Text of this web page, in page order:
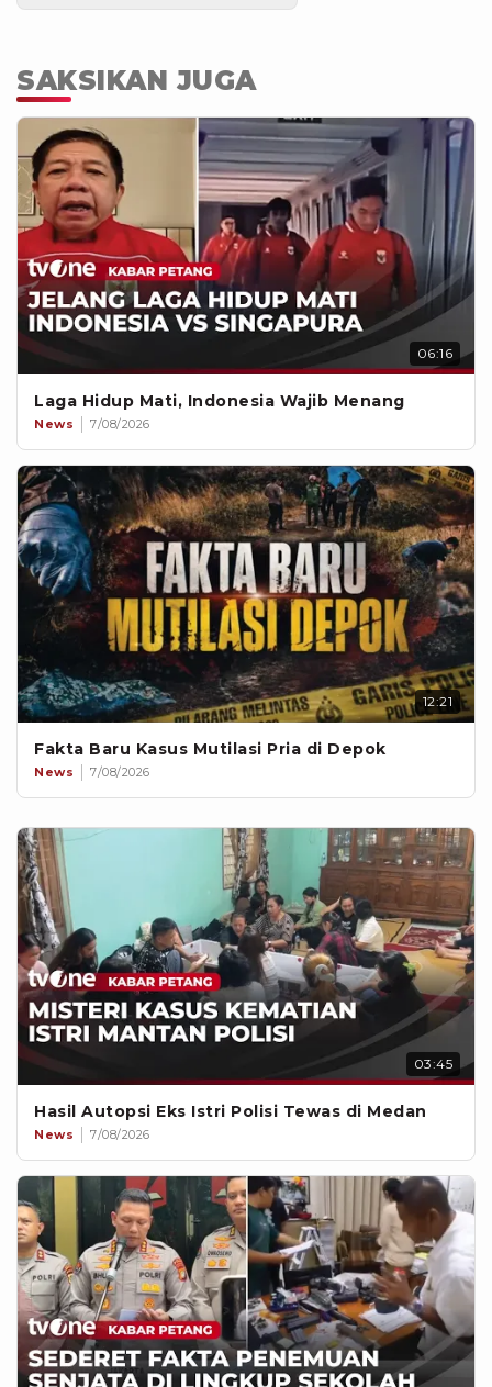
SAKSIKAN JUGA
06:16
Laga Hidup Mati, Indonesia Wajib Menang
News 7/08/2026
12:21
Fakta Baru Kasus Mutilasi Pria di Depok
News 7/08/2026
03:45
Hasil Autopsi Eks Istri Polisi Tewas di Medan
News 7/08/2026